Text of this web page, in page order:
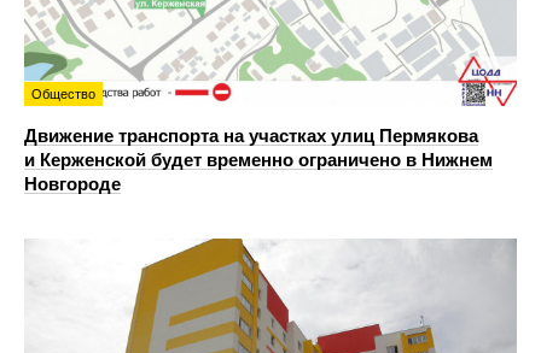
Общество
Движение транспорта на участках улиц Пермякова
и Керженской будет временно ограничено в Нижнем
Новгороде